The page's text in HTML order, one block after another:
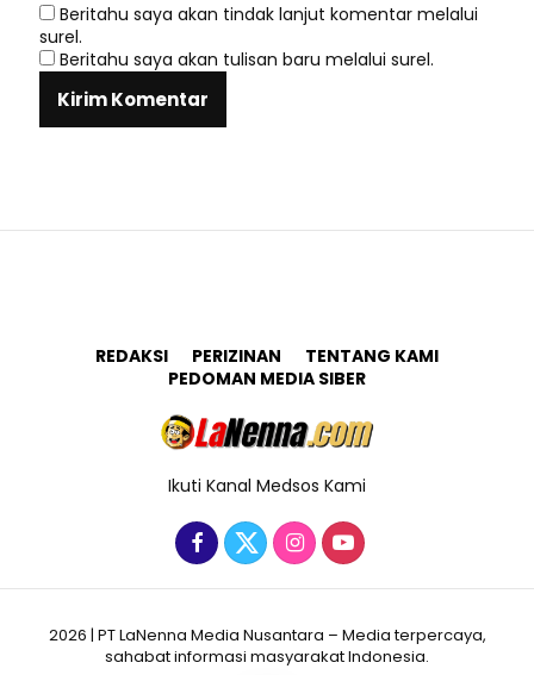
Beritahu saya akan tindak lanjut komentar melalui
surel.
Beritahu saya akan tulisan baru melalui surel.
REDAKSI PERIZINAN
TENTANG KAMI
PEDOMAN MEDIA SIBER
Ikuti Kanal Medsos Kami
2026 | PT LaNenna Media Nusantara – Media terpercaya,
sahabat informasi masyarakat Indonesia.